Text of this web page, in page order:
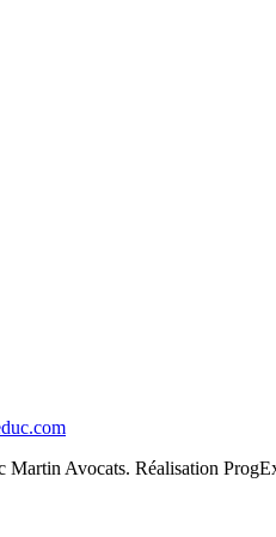
Martin Avocats. Réalisation